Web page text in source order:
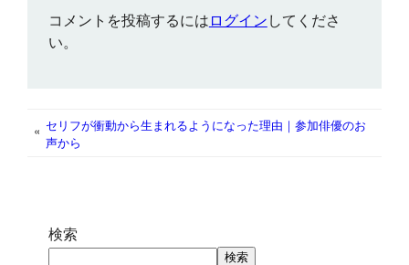
コメントを投稿するにはログインしてくださ
い。
« セリフが衝動から生まれるようになった理由｜参加俳優のお
声から
検索
検索